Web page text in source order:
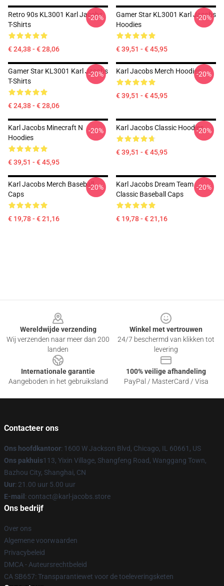
Retro 90s KL3001 Karl Jacobs
T-Shirts
€ 24,38 - € 28,06
-20%
Gamer Star KL3001 Karl Jacobs
Hoodies
€ 39,51 - € 45,95
-20%
Gamer Star KL3001 Karl Jacobs
T-Shirts
€ 24,38 - € 28,06
-20% Karl Jacobs Merch Hoodies
€ 39,51 - € 45,95
-20%
Karl Jacobs Minecraft N
Hoodies
€ 39,51 - € 45,95
-20% Karl Jacobs Classic Hoodies
€ 39,51 - € 45,95
-20%
Karl Jacobs Merch Baseball
Caps
€ 19,78 - € 21,16
-20%
Karl Jacobs Dream Team
Classic Baseball Caps
€ 19,78 - € 21,16
-20%
Wereldwijde verzending
Wij verzenden naar meer dan 200
landen
Winkel met vertrouwen
24/7 beschermd van klikken tot
levering
Internationale garantie
Aangeboden in het gebruiksland
100% veilige afhandeling
PayPal / MasterCard / Visa
Contacteer ons
Ons hoofdkantoor: 1600 W Jackson Blvd, Chicago, IL 60661, US
Ons pakhuis113, Yixin Village, Shangfeng Road, Wanggang Town,
Bazhou City, Shanghai, CN
Uur: 21.00 uur 5.00 uur
E-mail : contact@karl-jacobs.store
Ons bedrijf
Over ons
Algemene voorwaarden
Privacybeleid
DMCA - Auteursrechtbeleid
CA SB657: Transparantiewet voor de toeleveringsketen